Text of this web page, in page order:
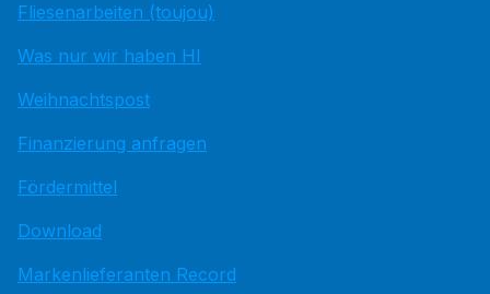
Fliesenarbeiten (toujou)
Was nur wir haben HI
Weihnachtspost
Finanzierung anfragen
Fördermittel
Download
Markenlieferanten Record